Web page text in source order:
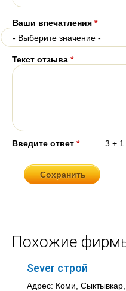
Ваши впечатления *
Текст отзыва *
Введите ответ * 3 + 1
Похожие
Sever строй
Адрес: Коми,